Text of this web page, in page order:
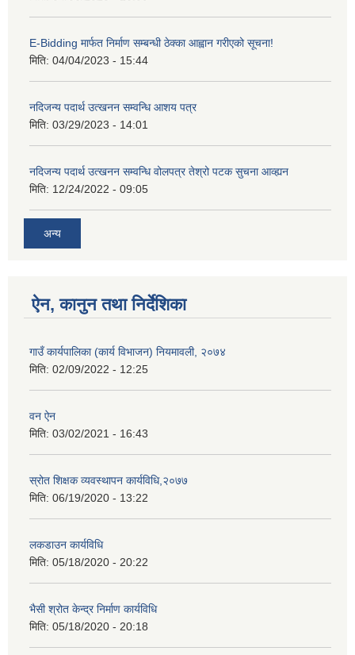
E-Bidding मार्फत निर्माण सम्बन्धी ठेक्का आह्वान गरीएको सूचना!
मिति: 04/04/2023 - 15:44
नदिजन्य पदार्थ उत्खनन सम्वन्धि आशय पत्र
मिति: 03/29/2023 - 14:01
नदिजन्य पदार्थ उत्खनन सम्वन्धि वोलपत्र तेश्रो पटक सुचना आव्ह्यन
मिति: 12/24/2022 - 09:05
अन्य
ऐन, कानुन तथा निर्देशिका
गाउँ कार्यपालिका (कार्य विभाजन) नियमावली, २०७४
मिति: 02/09/2022 - 12:25
वन ऐन
मिति: 03/02/2021 - 16:43
स्रोत शिक्षक व्यवस्थापन कार्यविधि,२०७७
मिति: 06/19/2020 - 13:22
लकडाउन कार्यविधि
मिति: 05/18/2020 - 20:22
भैसी श्रोत केन्द्र निर्माण कार्यविधि
मिति: 05/18/2020 - 20:18